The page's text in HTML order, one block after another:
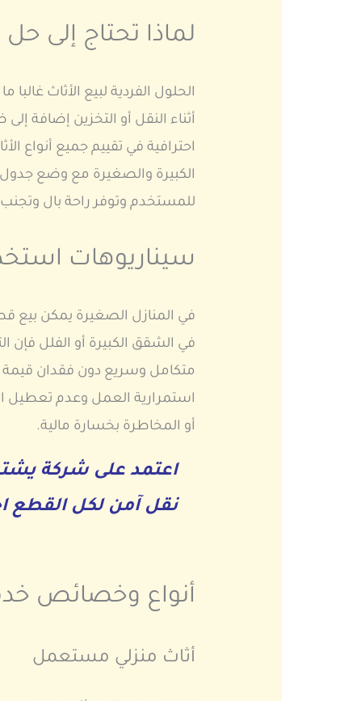
لماذا تحتاج إلى حل
الحلول الفردية لبيع الأثاث
أثناء النقل أو التخزين إضافة
احترافية في تقييم جميع
الكبيرة والصغيرة مع وضع
للمستخدم وتوفر راحة بال
سيناريوهات
في المنازل الصغيرة يمكن بيع
في الشقق الكبيرة أو الفلل
متكامل وسريع دون فقدان قيمة
استمرارية العمل وعدم تعطيل
أو المخاطرة بخسارة مالية.
اعتمد على شركة
نقل آمن لكل القطع
أنواع وخصائص
أثاث منزلي مستعمل